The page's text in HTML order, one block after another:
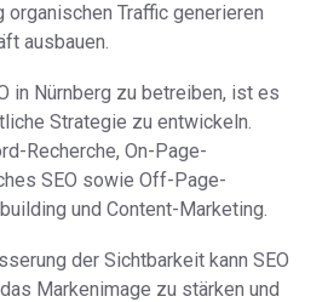
Traffic generieren
ausbauen.
in Nürnberg zu betreiben, ist es
Strategie zu entwickeln.
Recherche, On-Page-
SEO sowie Off-Page-
und Content-Marketing.
der Sichtbarkeit kann SEO
Markenimage zu stärken und